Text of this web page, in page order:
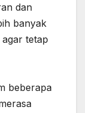
dan
banyak
tetap
beberapa